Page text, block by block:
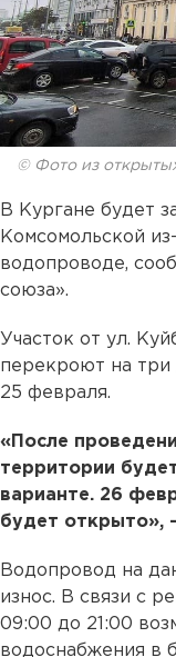
© Фото из
В Кургане будет
Комсомольской
водопроводе,
союза».
Участок от ул.
перекроют на три
25 февраля.
«После
территории
варианте. 26
будет открыто»,
Водопровод на
износ. В связи с
09:00 до 21:00
водоснабжения в